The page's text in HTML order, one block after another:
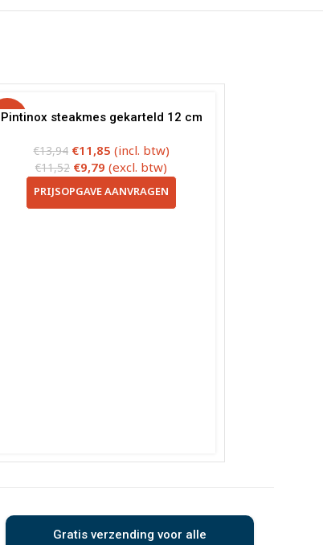
-15%
Pintinox steakmes gekarteld 12 cm
€13,94 €11,85 (incl. btw)
€11,52 €9,79 (excl. btw)
PRIJSOPGAVE AANVRAGEN
Gratis verzending voor alle